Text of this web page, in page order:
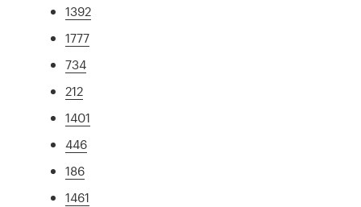
1392
1777
734
212
1401
446
186
1461